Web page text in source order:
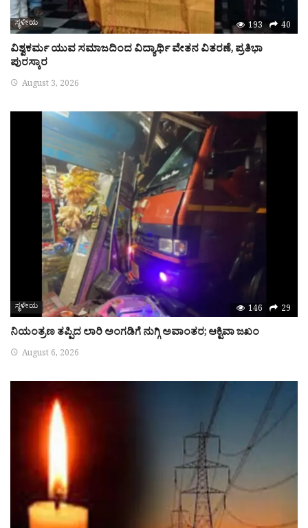
ಸ್ಥಳೀಯ 193 40
ವಿಶ್ವಕರ್ಮ ಯುವ ಸಮಾಜದಿಂದ ವಿದ್ಯಾರ್ಥಿ ವೇತನ ವಿತರಣೆ, ಪ್ರತಿಭಾ
ಪುರಸ್ಕಾರ
August 3, 2026
ಸ್ಥಳೀಯ 146 29
ನಿಯಂತ್ರಣ ತಪ್ಪಿದ ಲಾರಿ ಅಂಗಡಿಗೆ ನುಗ್ಗಿ ಅವಾಂತರ; ಆಕ್ಟಿವಾ ಜಖಂ
August 6, 2026